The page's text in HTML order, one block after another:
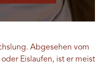
Abgesehen vom
Eislaufen, ist er meist